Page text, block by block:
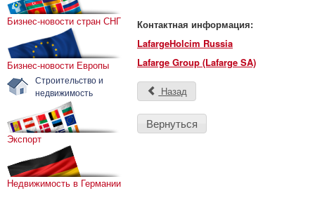
Бизнес-новости стран СНГ
Бизнес-новости Европы
Строительство и
недвижимость
Экспорт
Недвижимость в Германии
Контактная информация:
LafargeHolcim Russia
Lafarge Group (Lafarge SA)
Назад
Вернуться